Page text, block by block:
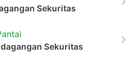
Sekuritas
Sekuritas